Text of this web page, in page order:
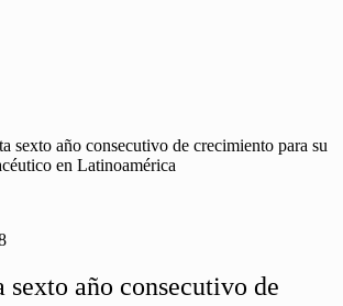
sexto año consecutivo de crecimiento para su
en Latinoamérica
sexto año consecutivo de